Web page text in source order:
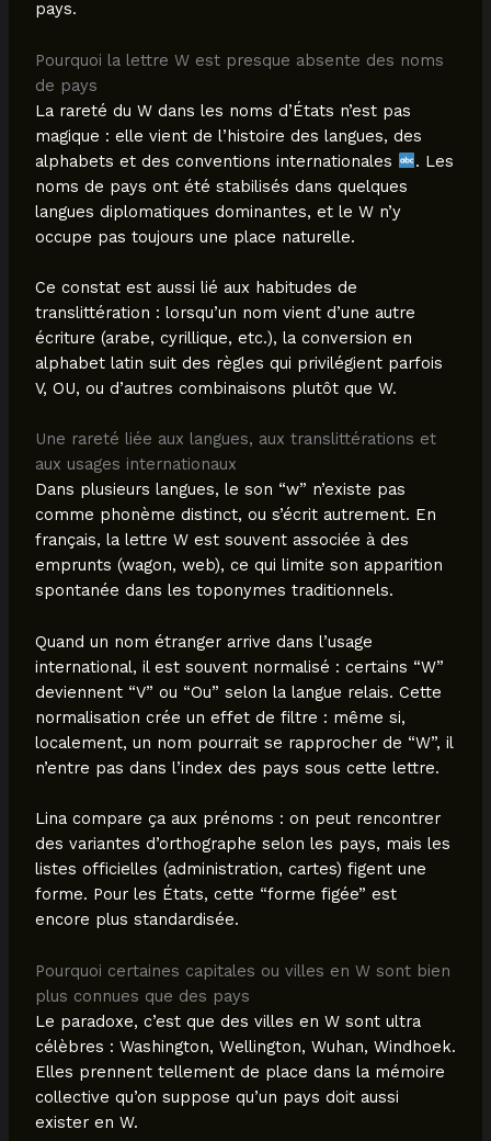
pays.
Pourquoi la lettre W est presque absente des noms
de pays
La rareté du W dans les noms d’États n’est pas
magique : elle vient de l’histoire des langues, des
alphabets et des conventions internationales
. Les
noms de pays ont été stabilisés dans quelques
langues diplomatiques dominantes, et le W n’y
occupe pas toujours une place naturelle.
Ce constat est aussi lié aux habitudes de
translittération : lorsqu’un nom vient d’une autre
écriture (arabe, cyrillique, etc.), la conversion en
alphabet latin suit des règles qui privilégient parfois
V, OU, ou d’autres combinaisons plutôt que W.
Une rareté liée aux langues, aux translittérations et
aux usages internationaux
Dans plusieurs langues, le son “w” n’existe pas
comme phonème distinct, ou s’écrit autrement. En
français, la lettre W est souvent associée à des
emprunts (wagon, web), ce qui limite son apparition
spontanée dans les toponymes traditionnels.
Quand un nom étranger arrive dans l’usage
international, il est souvent normalisé : certains “W”
deviennent “V” ou “Ou” selon la langue relais. Cette
normalisation crée un effet de filtre : même si,
localement, un nom pourrait se rapprocher de “W”, il
n’entre pas dans l’index des pays sous cette lettre.
Lina compare ça aux prénoms : on peut rencontrer
des variantes d’orthographe selon les pays, mais les
listes officielles (administration, cartes) figent une
forme. Pour les États, cette “forme figée” est
encore plus standardisée.
Pourquoi certaines capitales ou villes en W sont bien
plus connues que des pays
Le paradoxe, c’est que des villes en W sont ultra
célèbres : Washington, Wellington, Wuhan, Windhoek.
Elles prennent tellement de place dans la mémoire
collective qu’on suppose qu’un pays doit aussi
exister en W.